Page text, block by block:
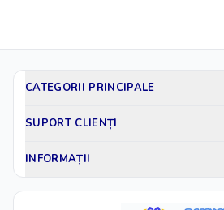
CATEGORII PRINCIPALE
SUPORT CLIENȚI
INFORMAȚII